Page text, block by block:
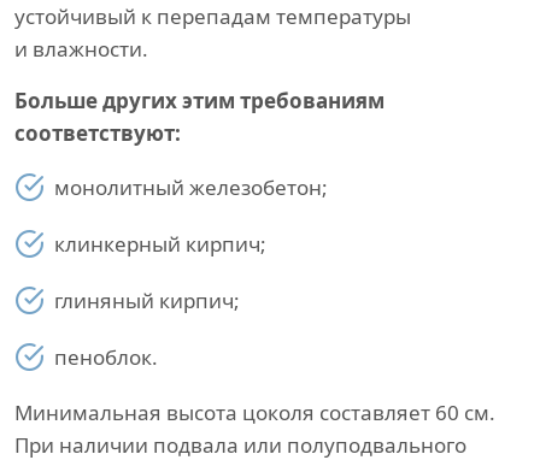
устойчивый к перепадам температуры
и влажности.
Больше других этим требованиям
соответствуют:
монолитный железобетон;
клинкерный кирпич;
глиняный кирпич;
пеноблок.
Минимальная высота цоколя составляет 60 см.
При наличии подвала или полуподвального